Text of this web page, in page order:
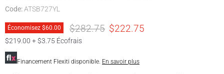
Code:ATSB727YL
Économisez $60.00 Prix original
$282.75 Prix actuel
$222.75
$219.00 + $3.75 Écofrais
Financement Flexiti disponible. En savoir plus